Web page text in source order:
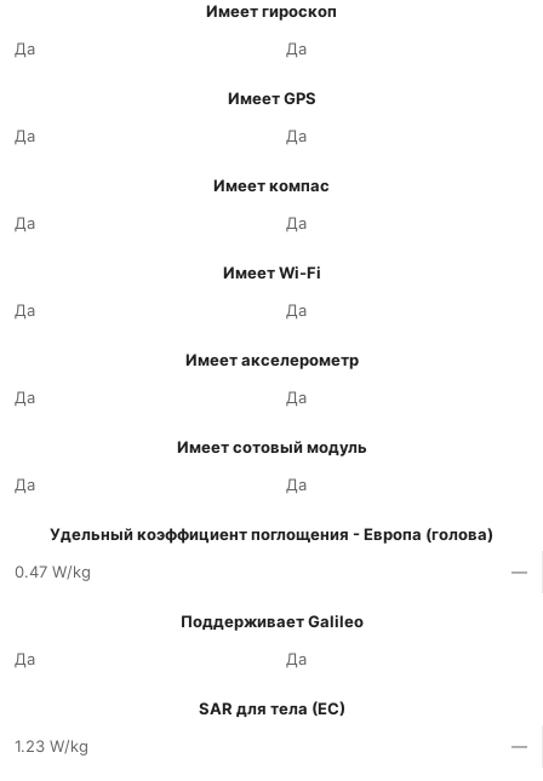
Имеет гироскоп
Да
Да
Имеет GPS
Да
Да
Имеет компас
Да
Да
Имеет Wi-Fi
Да
Да
Имеет акселерометр
Да
Да
Имеет сотовый модуль
Да
Да
Удельный коэффициент поглощения - Европа (голова)
0.47 W/kg
—
Поддерживает Galileo
Да
Да
SAR для тела (ЕС)
1.23 W/kg
—